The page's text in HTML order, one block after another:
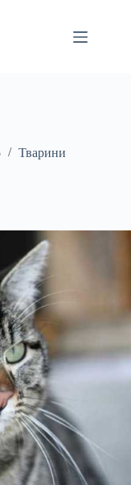
Тварини